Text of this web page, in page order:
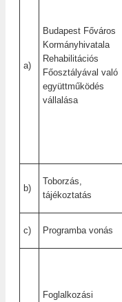
a)
Budapest Főváros
Kormányhivatala
Rehabilitációs
Főosztályával való
együttműködés
vállalása
b)
Toborzás,
tájékoztatás
c) Programba vonás
Foglalkozási